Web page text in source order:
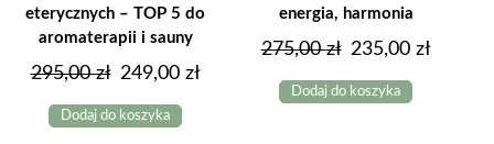
eterycznych – TOP 5 do
aromaterapii i sauny
295,00zł Pierwotna
cena
wynosiła:
249,00 złAktualna
Dodaj do koszyka
energia, harmonia
275,00zł Pierwotna
cena
wynosiła:
235,00 zł
Dodaj do koszyka